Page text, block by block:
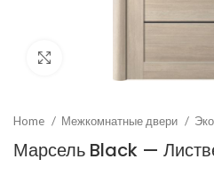
Home Межкомнатные двери
Марсель Black —